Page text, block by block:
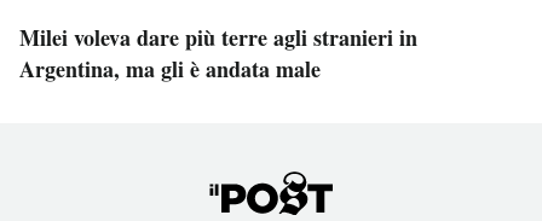
Milei voleva dare più terre agli stranieri in
Argentina, ma gli è andata male